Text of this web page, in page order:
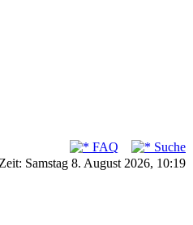
FAQ
Suche
Samstag 8. August 2026, 10:19